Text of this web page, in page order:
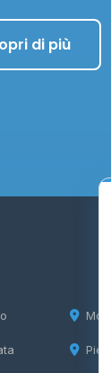
di più